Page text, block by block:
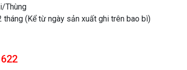
Thùng
tháng (Kể từ ngày sản xuất ghi trên bao bì)